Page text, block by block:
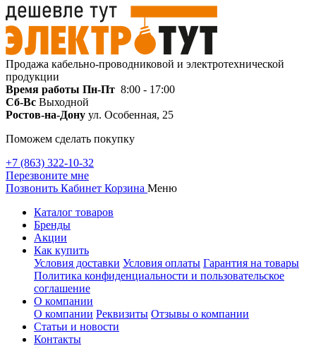
Продажа кабельно-проводниковой и электротехнической
продукции
Время работы Пн-Пт 8:00 - 17:00
Сб-Вс Выходной
Ростов-на-Дону ул. Особенная, 25
Поможем сделать покупку
+7 (863) 322-10-32
Перезвоните мне
Позвонить Кабинет Корзина Меню
Каталог товаров
Бренды
Акции
Как купить
Условия доставки Условия оплаты Гарантия на товары
Политика конфиденциальности и пользовательское
соглашение
О компании
О компании Реквизиты Отзывы о компании
Статьи и новости
Контакты